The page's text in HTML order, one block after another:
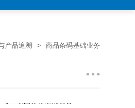
产品追溯 > 商品条码基础业务